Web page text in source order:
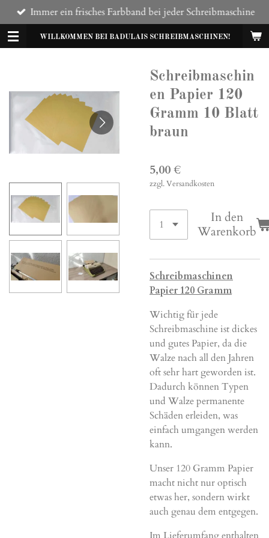
Zum
Hauptinhalt
springenWILLKOMMEN BEI BADULAIS SCHREIBMASCHINEN!
Immer ein frisches Farbband bei jeder Schreibmaschine
Schreibmaschin
en Papier 120
Gramm 10 Blatt
braun
5,00 €
zzgl. Versandkosten
In den
Warenkorb
Schreibmaschinen
Papier 120 Gramm
Wichtig für jede
Schreibmaschine ist dickes
und gutes Papier, da die
Walze nach all den Jahren
oft sehr hart geworden ist.
Dadurch können Typen
und Walze permanente
Schäden erleiden, was
einfach umgangen werden
kann.
Unser 120 Gramm Papier
macht nicht nur optisch
etwas her, sondern wirkt
auch genau dem entgegen.